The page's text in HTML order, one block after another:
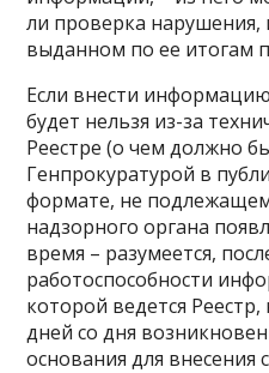
ли проверка нарушения,
выданном по ее итогам
Если внести
будет нельзя из-за
Реестре (о чем должно
Генпрокуратурой в
формате, не
надзорного органа
время – разумеется,
работоспособности
которой ведется
дней со дня
основания для внесения